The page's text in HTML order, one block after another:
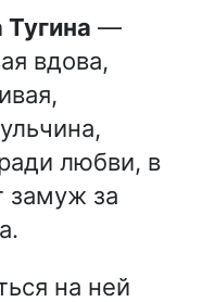
Тугина —
вдова,
любви, в
замуж за
на ней